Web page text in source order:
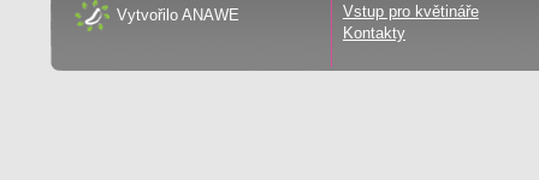
Vytvořilo ANAWE
Vstup pro květináře
Kontakty